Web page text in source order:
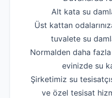
Alt kata su
Üst kattan
tuvalete su
Normalden daha
evinizde su
Şirketimiz su
ve özel tesisat